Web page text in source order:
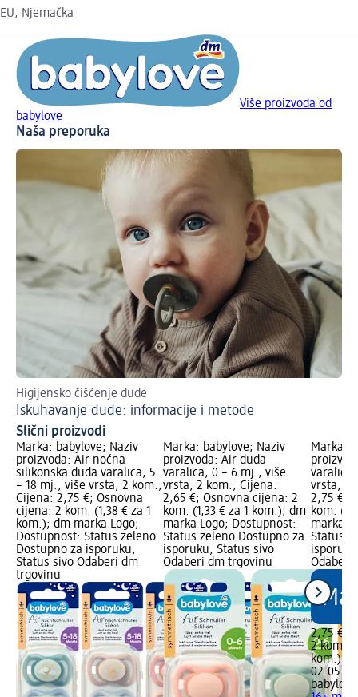
EU, Njemačka
Više proizvoda od
babylove
Naša preporuka
Higijensko čišćenje dude
Iskuhavanje dude: informacije i metode
Slični proizvodi
Marka: babylove; Naziv
proizvoda: Air noćna
silikonska duda varalica, 5
– 18 mj., više vrsta, 2 kom.;
Cijena: 2,75 €; Osnovna
cijena: 2 kom. (1,38 € za 1
kom.); dm marka Logo;
Dostupnost: Status zeleno
Dostupno za isporuku,
Status sivo Odaberi dm
trgovinu
Marka: babylove; Naziv
proizvoda: Air duda
varalica, 0 – 6 mj., više
vrsta, 2 kom.; Cijena:
2,65 €; Osnovna cijena: 2
kom. (1,33 € za 1 kom.); dm
marka Logo; Dostupnost:
Status zeleno Dostupno za
isporuku, Status sivo
Odaberi dm trgovinu
Marka:
vrsta, 2
2,75 €;
kom.
marka
Status
Odaberi
2,75 €
2 kom.
kom.)
babylove